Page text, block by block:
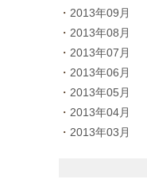
2013年09月
2013年08月
2013年07月
2013年06月
2013年05月
2013年04月
2013年03月